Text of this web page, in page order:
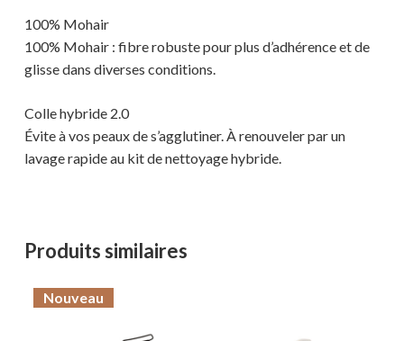
100% Mohair
100% Mohair : fibre robuste pour plus d’adhérence et de
glisse dans diverses conditions.
Colle hybride 2.0
Évite à vos peaux de s’agglutiner. À renouveler par un
lavage rapide au kit de nettoyage hybride.
Produits similaires
Nouveau